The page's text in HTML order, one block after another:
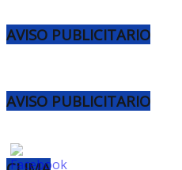
AVISO PUBLICITARIO
AVISO PUBLICITARIO